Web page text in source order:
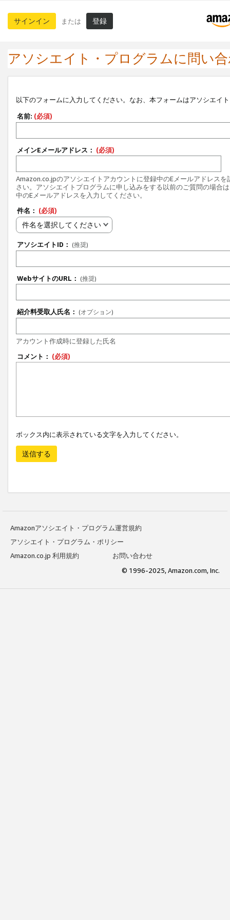
サインイン または 登録
アソシエイト・プログラムに問い
以下のフォームに入力してください。なお、本フォームはアソシエイ
名前: (必須)
メインEメールアドレス： (必須)
Amazon.co.jpのアソシエイトアカウントに登録中のEメールアドレスを
さい。アソシエイトプログラムに申し込みをする以前のご質問の場合
中のEメールアドレスを入力してください。
件名： (必須)
件名を選択してください
アソシエイトID： (推奨)
WebサイトのURL： (推奨)
紹介料受取人氏名： (オプション)
アカウント作成時に登録した氏名
コメント： (必須)
ボックス内に表示されている文字を入力してください。
送信する
Amazonアソシエイト・プログラム運営規約
アソシエイト・プログラム・ポリシー
Amazon.co.jp 利用規約
お問い合わせ
© 1996-2025, Amazon.com, Inc.